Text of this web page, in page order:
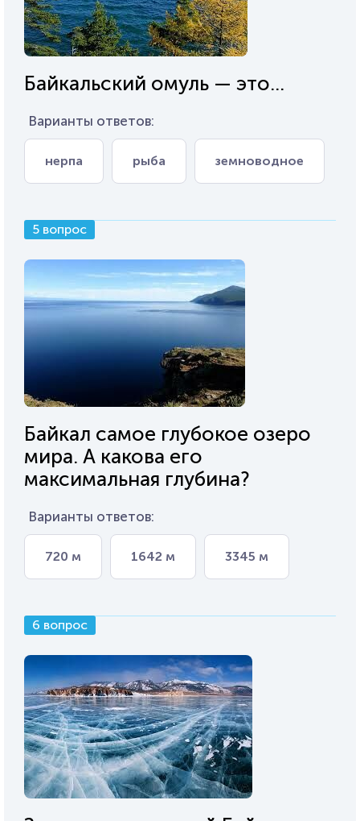
Байкальский омуль — это...
Варианты ответов:
нерпа рыба земноводное
5 вопрос
Байкал самое глубокое озеро
мира. А какова его
максимальная глубина?
Варианты ответов:
720 м 1642 м 3345 м
6 вопрос